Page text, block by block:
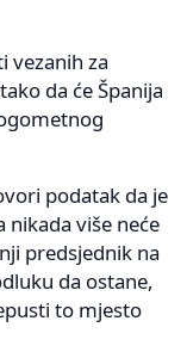
vezanih za
da će Španija
podatak da je
nikada više neće
predsjednik na
da ostane,
to mjesto